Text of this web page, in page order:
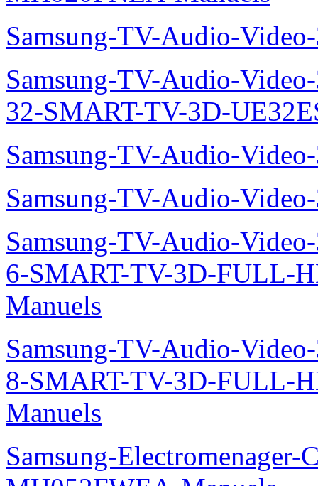
Samsung-TV-Audio-
Samsung-TV-Audio-
32-SMART-TV-3D-
Samsung-TV-Audio-
Samsung-TV-Audio-
Samsung-TV-Audio-
6-SMART-TV-3D-FULL-
Manuels
Samsung-TV-Audio-
8-SMART-TV-3D-FULL-
Manuels
Samsung-Electromenager-